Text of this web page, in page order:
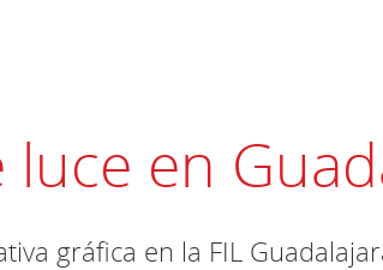
en
gráfica en la FIL